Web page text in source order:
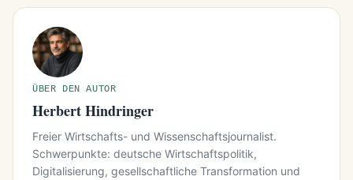
ÜBER DEN AUTOR
Herbert Hindringer
Freier Wirtschafts- und Wissenschaftsjournalist.
Schwerpunkte: deutsche Wirtschaftspolitik,
Digitalisierung, gesellschaftliche Transformation und